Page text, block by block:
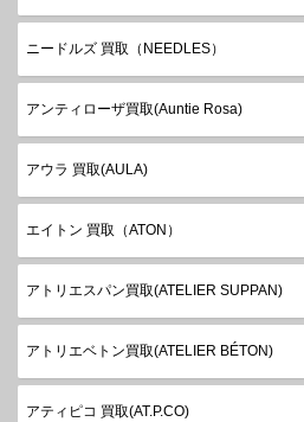
ニードルズ 買取（NEEDLES）
アンティローザ買取(Auntie Rosa)
アウラ 買取(AULA)
エイトン 買取（ATON）
アトリエスパン買取(ATELIER SUPPAN)
アトリエベトン買取(ATELIER BÉTON)
アティピコ 買取(AT.P.CO)